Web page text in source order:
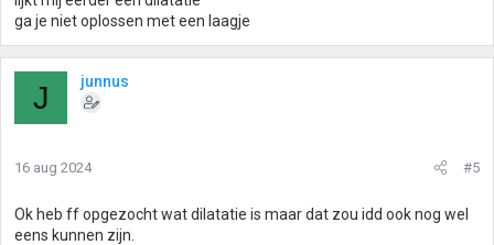
ga je niet oplossen met een laagje
J junnus
16 aug 2024 #5
Ok heb ff opgezocht wat dilatatie is maar dat zou idd ook nog wel
eens kunnen zijn.